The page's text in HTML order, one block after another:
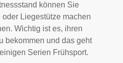
können Sie
Liegestütze machen
Wichtig ist es, ihren
bekommen und das geht
Serien Frühsport.